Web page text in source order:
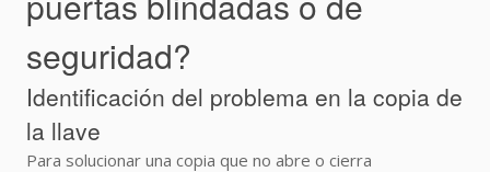
seguridad?
Identificación del problema en la copia de
la llave
Para solucionar una copia que no abre o cierra